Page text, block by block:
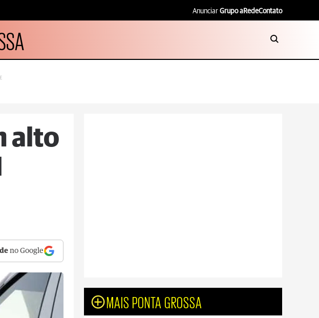
Anunciar Grupo aRedeContato
alto
no Google
MAIS PONTA GROSSA